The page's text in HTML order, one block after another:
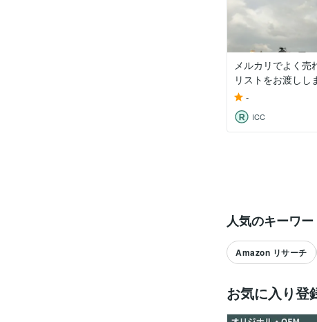
メルカリでよく売
リストをお渡しし
-
ICC
人気のキーワー
Amazon リサーチ
お気に入り登